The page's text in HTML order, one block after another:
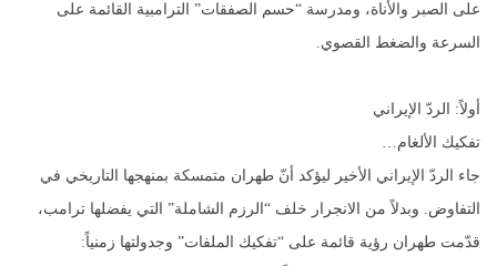
على الصبر والأناة، ومدرسة “حسم الصفقات” الترامبية القائمة على
السرعة والضغط القصوي.
أولاً: الردّ الإيراني
تفكيك الألغام…
جاء الردّ الإيراني الأخير ليؤكد أنّ طهران متمسكة بمنهجها التاريخي في
التفاوض. وبدلاً من الانجرار خلف “الرزم الشاملة” التي يفضلها ترامب،
قدّمت طهران رؤية قائمة على “تفكيك الملفات” وجدولتها زمنياً: